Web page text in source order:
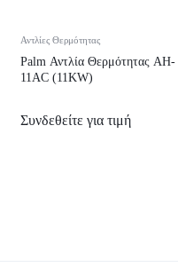
Αντλίες Θερμότητας
Palm Αντλία Θερμότητας AH-
11AC (11KW)
Συνδεθείτε για τιμή